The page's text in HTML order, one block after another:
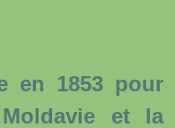
1853 pour
et la